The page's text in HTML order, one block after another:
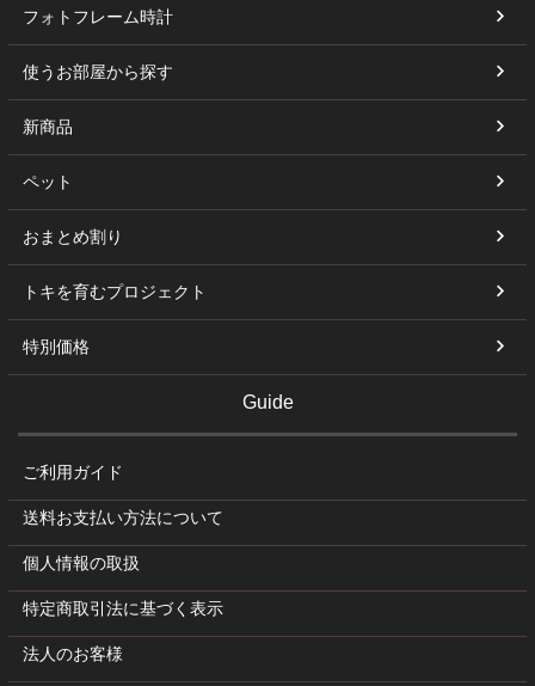
フォトフレーム時計
使うお部屋から探す
新商品
ペット
おまとめ割り
トキを育むプロジェクト
特別価格
Guide
ご利用ガイド
送料お支払い方法について
個人情報の取扱
特定商取引法に基づく表示
法人のお客様